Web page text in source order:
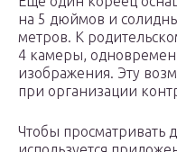
на 5 дюймов и
метров. К
4 камеры,
изображения. Эту
при организации
Чтобы просматривать